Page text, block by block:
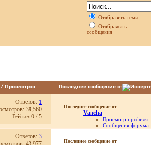
Отобразить темы
Отображать
сообщения
Просмотров Последнее сообщение от
Ответов: 1
39,560
Рейтинг0 / 5
Последнее сообщение от
Vancha
Просмотр профиля
Сообщения форума
Просмотр статей
Ответов:3
43,977
Последнее сообщение от